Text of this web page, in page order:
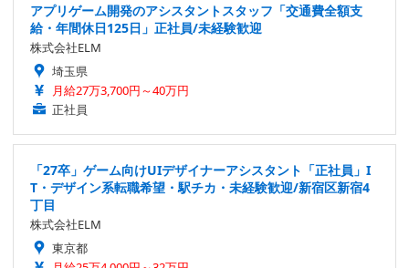
アプリゲーム開発のアシスタントスタッフ「交通費全額支
給・年間休日125日」正社員/未経験歓迎
株式会社ELM
埼玉県
月給27万3,700円～40万円
正社員
「27卒」ゲーム向けUIデザイナーアシスタント「正社員」I
T・デザイン系転職希望・駅チカ・未経験歓迎/新宿区新宿4
丁目
株式会社ELM
東京都